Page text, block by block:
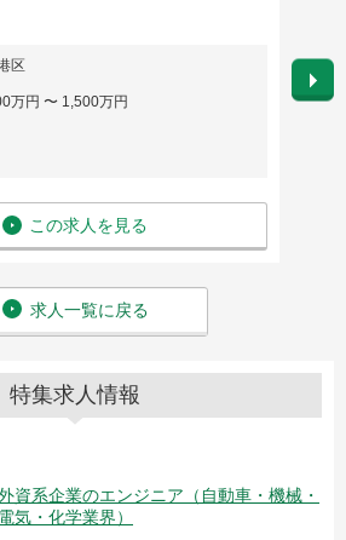
区
円 〜 1,500万円
この求人を見る
勤務
英語
給 与
求人一覧に戻る
特集求人情報
資系企業のエンジニア（自動車・機械・
電気・化学業界）